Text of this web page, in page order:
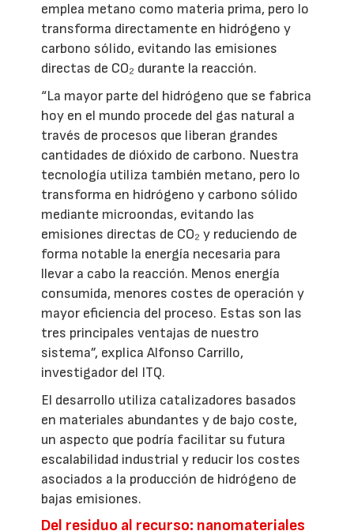
emplea metano como materia prima, pero lo
transforma directamente en hidrógeno y
carbono sólido, evitando las emisiones
directas de CO₂ durante la reacción.
“La mayor parte del hidrógeno que se fabrica
hoy en el mundo procede del gas natural a
través de procesos que liberan grandes
cantidades de dióxido de carbono. Nuestra
tecnología utiliza también metano, pero lo
transforma en hidrógeno y carbono sólido
mediante microondas, evitando las
emisiones directas de CO₂ y reduciendo de
forma notable la energía necesaria para
llevar a cabo la reacción. Menos energía
consumida, menores costes de operación y
mayor eficiencia del proceso. Estas son las
tres principales ventajas de nuestro
sistema”, explica Alfonso Carrillo,
investigador del ITQ.
El desarrollo utiliza catalizadores basados
en materiales abundantes y de bajo coste,
un aspecto que podría facilitar su futura
escalabilidad industrial y reducir los costes
asociados a la producción de hidrógeno de
bajas emisiones.
Del residuo al recurso: nanomateriales